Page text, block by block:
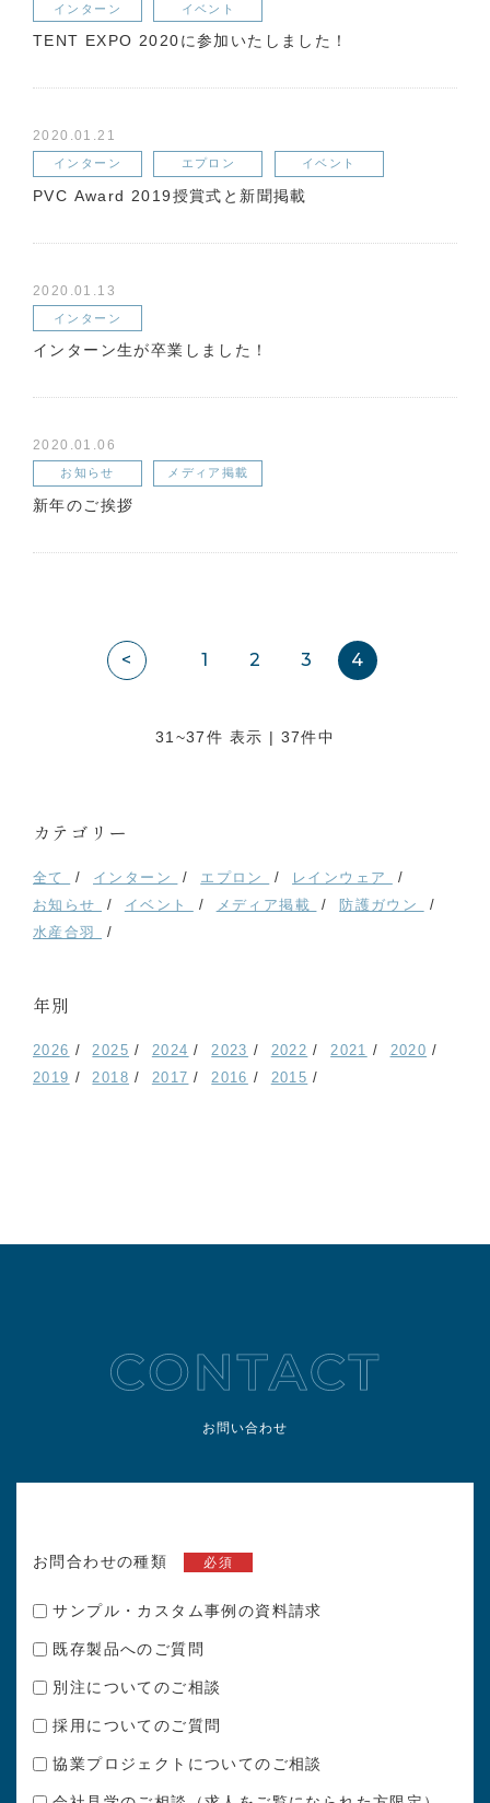
インターン イベント
TENT EXPO 2020に参加いたしました！
2020.01.21
インターン エプロン イベント
PVC Award 2019授賞式と新聞掲載
2020.01.13
インターン
インターン生が卒業しました！
2020.01.06
お知らせ メディア掲載
新年のご挨拶
< 1 2 3 4
31~37件 表示 | 37件中
カテゴリー
全て インターン エプロン
レインウェア
お知らせ
イベント メディア掲載
防護ガウン
水産合羽
年別
2026 2025 2024 2023 2022 2021
2020
2019
2018 2017 2016 2015
お問い合わせ
お問合わせの種類 必須
サンプル・カスタム事例の資料請求
既存製品へのご質問
別注についてのご相談
採用についてのご質問
協業プロジェクトについてのご相談